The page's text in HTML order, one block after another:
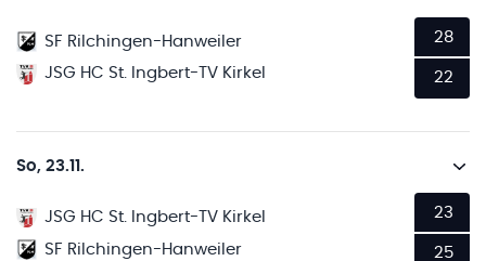
SF Rilchingen-Hanweiler
JSG HC St. Ingbert-TV Kirkel
28
22
So, 23.11.
JSG HC St. Ingbert-TV Kirkel
SF Rilchingen-Hanweiler
23
25